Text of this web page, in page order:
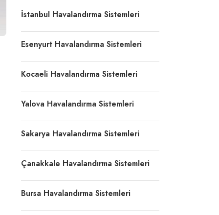
İstanbul Havalandırma Sistemleri
Esenyurt Havalandırma Sistemleri
Kocaeli Havalandırma Sistemleri
Yalova Havalandırma Sistemleri
Sakarya Havalandırma Sistemleri
Çanakkale Havalandırma Sistemleri
Bursa Havalandırma Sistemleri